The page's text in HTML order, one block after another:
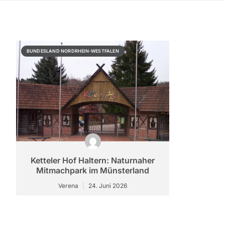
BUNDESLAND NORDRHEIN-WESTFALEN
Ketteler Hof Haltern: Naturnaher
Mitmachpark im Münsterland
Verena 24. Juni 2026